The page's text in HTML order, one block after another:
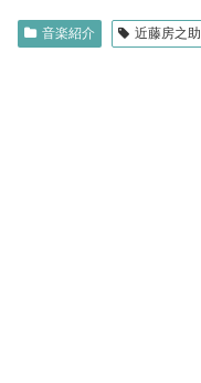
音楽紹介 近藤房之助